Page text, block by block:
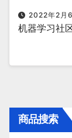
2022年2月
机器学习社
商品搜索